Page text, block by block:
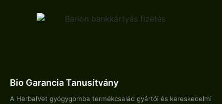
Bio Garancia Tanusítvány
A HerbalVet gyógygomba termékcsalád gyártói és kereskedelmi